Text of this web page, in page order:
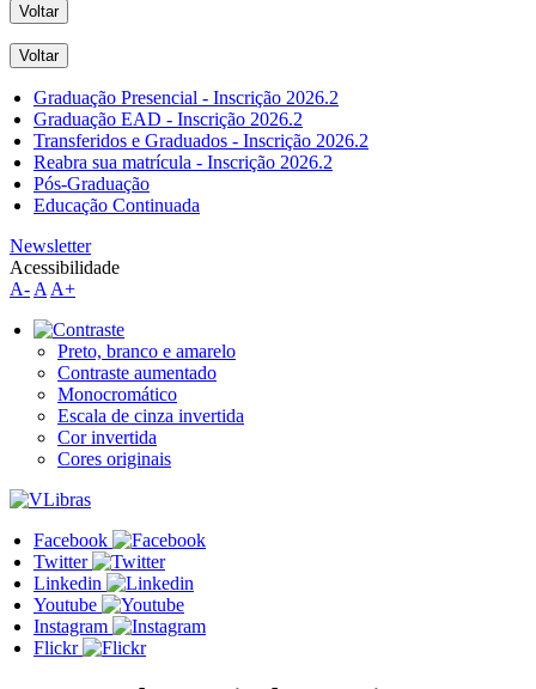
Voltar
Voltar
Graduação Presencial - Inscrição 2026.2
Graduação EAD - Inscrição 2026.2
Transferidos e Graduados - Inscrição 2026.2
Reabra sua matrícula - Inscrição 2026.2
Pós-Graduação
Educação Continuada
Newsletter
Acessibilidade
A- A A+
Preto, branco e amarelo
Contraste aumentado
Monocromático
Escala de cinza invertida
Cor invertida
Cores originais
Facebook
Twitter
Linkedin
Youtube
Instagram
Flickr